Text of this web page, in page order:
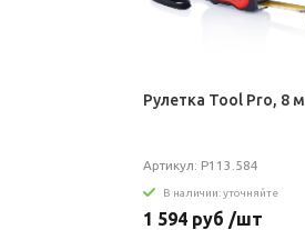
Рулетка Tool Pro, 8 м
Артикул: P113.584
В наличии: уточняйте
1 594 руб /шт